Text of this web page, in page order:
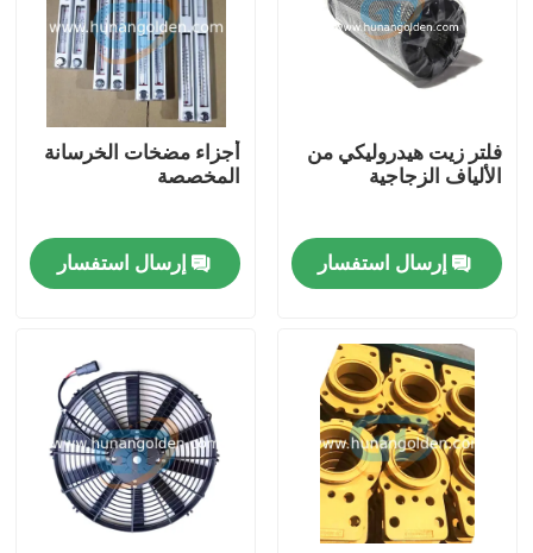
معلومات عنا
جولة في المعمل
رقابة جودة
اتصل بنا
اطلب اقتباس
قطع غيار مضخة الخرسانة
أنبوب توصيل مضخة الخرسانة
فلتر زيت هيدروليكي من
الألياف الزجاجية
إرسال استفسار
أجزاء مضخات الخرسانة
المخصصة
إرسال استفسار